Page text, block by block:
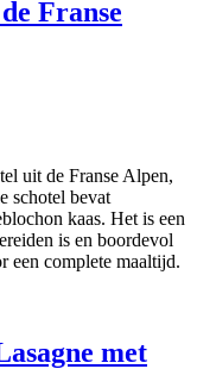
Franse
uit de Franse Alpen,
schotel bevat
kaas. Het is een
is en boordevol
een complete maaltijd.
met